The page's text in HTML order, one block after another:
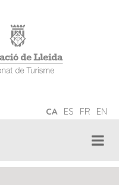
CA ES FR EN